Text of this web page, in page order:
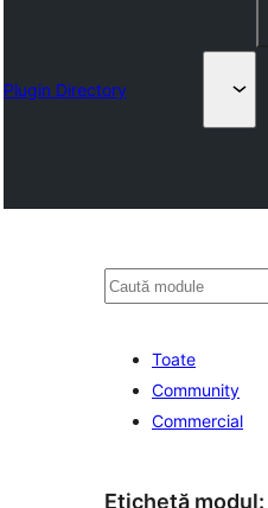
Plugin Directory
Caută
Toate
Community
Commercial
Etichetă modul: